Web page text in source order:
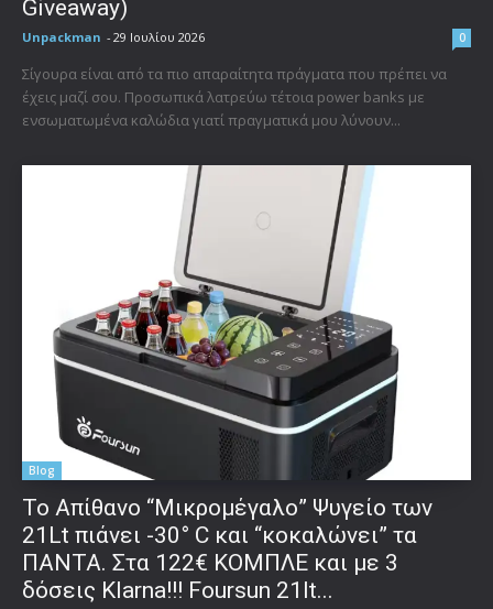
Giveaway)
Unpackman - 29 Ιουλίου 2026 0
Σίγουρα είναι από τα πιο απαραίτητα πράγματα που πρέπει να
έχεις μαζί σου. Προσωπικά λατρεύω τέτοια power banks με
ενσωματωμένα καλώδια γιατί πραγματικά μου λύνουν...
Blog
Το Απίθανο “Μικρομέγαλο” Ψυγείο των
21Lt πιάνει -30° C και “κοκαλώνει” τα
ΠΑΝΤΑ. Στα 122€ ΚΟΜΠΛΕ και με 3
δόσεις Klarna!!! Foursun 21lt...